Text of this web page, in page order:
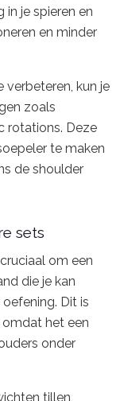
je spieren en
en minder
kun je
zoals
rotations. Deze
te maken
de shoulder
sets
om een
die je kan
Dit is
het een
onder
tillen,